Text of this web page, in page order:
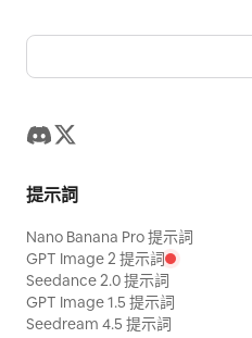
提示詞
Nano Banana Pro 提示詞
GPT Image 2 提示詞
Seedance 2.0 提示詞
GPT Image 1.5 提示詞
Seedream 4.5 提示詞